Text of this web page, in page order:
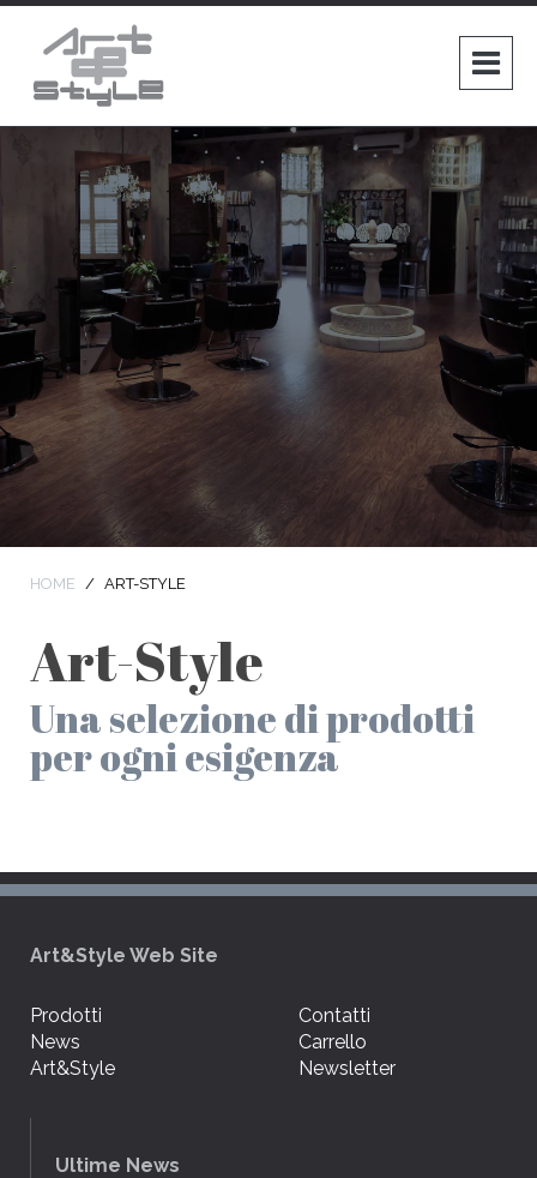
HOME ART-STYLE
Art-Style
Una selezione di prodotti
per ogni esigenza
Art&Style Web Site
Prodotti
News
Art&Style
Contatti
Carrello
Newsletter
Ultime News